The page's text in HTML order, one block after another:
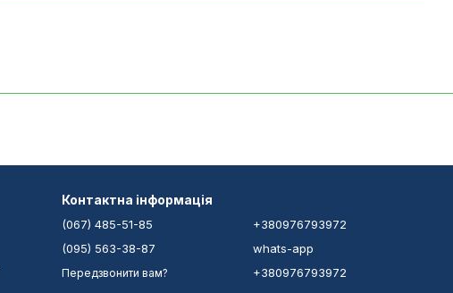
Контактна інформація
(067) 485-51-85
(095) 563-38-87
Передзвонити вам?
+380976793972
whats-app
+380976793972